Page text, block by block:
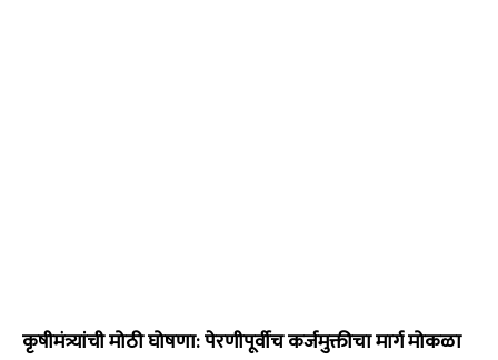
कृषीमंत्र्यांची मोठी घोषणा: पेरणीपूर्वीच कर्जमुक्तीचा मार्ग मोकळा